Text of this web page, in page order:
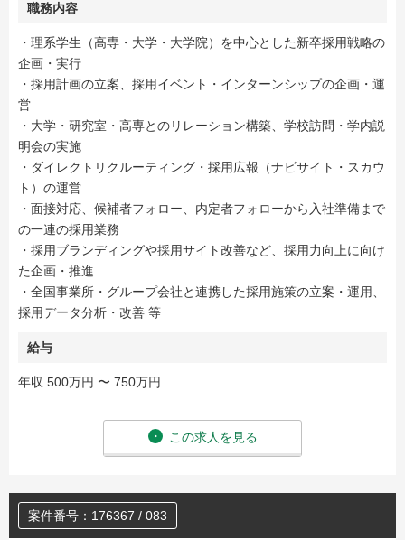
職務内容
・理系学生（高専・大学・大学院）を中心とした新卒採用戦略の
企画・実行
・採用計画の立案、採用イベント・インターンシップの企画・運
営
・大学・研究室・高専とのリレーション構築、学校訪問・学内説
明会の実施
・ダイレクトリクルーティング・採用広報（ナビサイト・スカウ
ト）の運営
・面接対応、候補者フォロー、内定者フォローから入社準備まで
の一連の採用業務
・採用ブランディングや採用サイト改善など、採用力向上に向け
た企画・推進
・全国事業所・グループ会社と連携した採用施策の立案・運用、
採用データ分析・改善 等
給与
年収 500万円 〜 750万円
この求人を見る
案件番号：176367 / 083